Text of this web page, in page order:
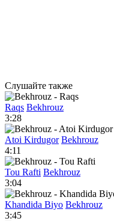
Слушайте также
Raqs Bekhrouz
3:28
Atoi Kirdugor Bekhrouz
4:11
Tou Rafti Bekhrouz
3:04
Khandida Biyo Bekhrouz
3:45